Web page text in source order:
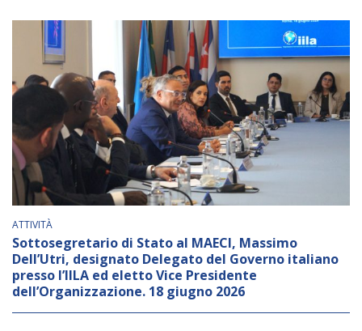
ATTIVITÀ
Sottosegretario di Stato al MAECI, Massimo
Dell’Utri, designato Delegato del Governo italiano
presso l’IILA ed eletto Vice Presidente
dell’Organizzazione. 18 giugno 2026